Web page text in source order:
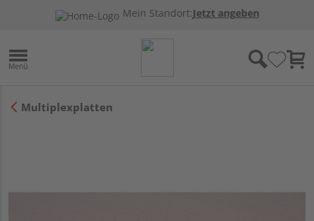
Mein Standort:Jetzt angeben
Multiplexplatten